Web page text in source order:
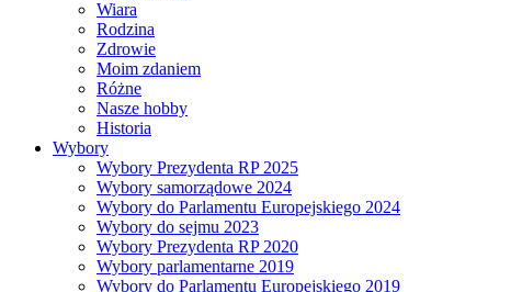
Wiara
Rodzina
Zdrowie
Moim zdaniem
Różne
Nasze hobby
Historia
Wybory
Wybory Prezydenta RP 2025
Wybory samorządowe 2024
Wybory do Parlamentu Europejskiego 2024
Wybory do sejmu 2023
Wybory Prezydenta RP 2020
Wybory parlamentarne 2019
Wybory do Parlamentu Europejskiego 2019